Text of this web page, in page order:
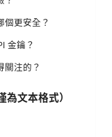
個更安全？
金鑰？
關注的？
文本格式）